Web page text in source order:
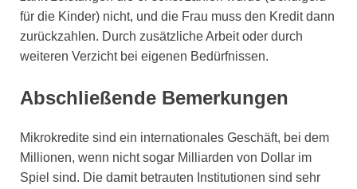
für die Kinder) nicht, und die Frau muss den Kredit dann
zurückzahlen. Durch zusätzliche Arbeit oder durch
weiteren Verzicht bei eigenen Bedürfnissen.
Abschließende Bemerkungen
Mikrokredite sind ein internationales Geschäft, bei dem
Millionen, wenn nicht sogar Milliarden von Dollar im
Spiel sind. Die damit betrauten Institutionen sind sehr